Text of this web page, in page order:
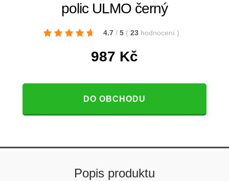
polic ULMO černý
4.7 / 5 ( 23 hodnocení )
987 Kč
DO OBCHODU
Popis produktu